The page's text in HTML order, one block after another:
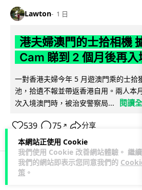
本網站正使用 Cookie
我們使用 Cookie 改善網站體驗。 繼
我們的網站即表示您同意我們的
策 。
Lawton 1 日
港夫婦澳門的士拾相機
Cam 睇到 2 個月後再入
一對香港夫婦今年 5 月遊澳門乘的士拾
池，拾遺不報並帶返香港自用。兩人本
次入境澳門時，被治安警察局...
閱讀
539 75 ↗ 分享
3C科技